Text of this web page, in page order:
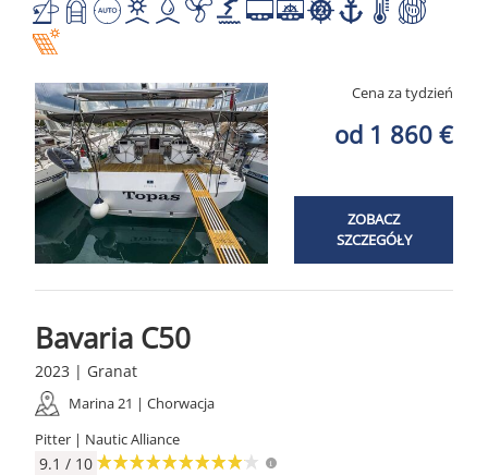
Cena za tydzień
od 1 860 €
ZOBACZ
SZCZEGÓŁY
Bavaria C50
2023 | Granat
Marina 21 | Chorwacja
Pitter | Nautic Alliance
9.1 / 10